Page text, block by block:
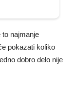
najmanje
pokazati koliko
dobro delo nije